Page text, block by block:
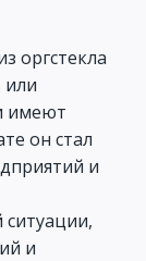
оргстекла
или
имеют
он стал
и
ситуации,
и